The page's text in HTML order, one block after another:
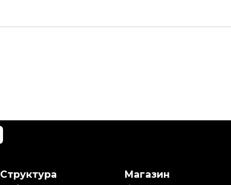
Структура
Магазин